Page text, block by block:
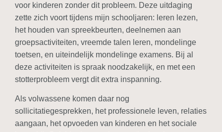
voor kinderen zonder dit probleem. Deze uitdaging
zette zich voort tijdens mijn schooljaren: leren lezen,
het houden van spreekbeurten, deelnemen aan
groepsactiviteiten, vreemde talen leren, mondelinge
toetsen, en uiteindelijk mondelinge examens. Bij al
deze activiteiten is spraak noodzakelijk, en met een
stotterprobleem vergt dit extra inspanning.
Als volwassene komen daar nog
sollicitatiegesprekken, het professionele leven, relaties
aangaan, het opvoeden van kinderen en het sociale